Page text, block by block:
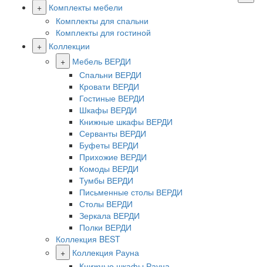
+
Комплекты мебели
Комплекты для спальни
Комплекты для гостиной
+
Коллекции
+
Мебель ВЕРДИ
Спальни ВЕРДИ
Кровати ВЕРДИ
Гостиные ВЕРДИ
Шкафы ВЕРДИ
Книжные шкафы ВЕРДИ
Серванты ВЕРДИ
Буфеты ВЕРДИ
Прихожие ВЕРДИ
Комоды ВЕРДИ
Тумбы ВЕРДИ
Письменные столы ВЕРДИ
Столы ВЕРДИ
Зеркала ВЕРДИ
Полки ВЕРДИ
Коллекция BEST
+
Коллекция Рауна